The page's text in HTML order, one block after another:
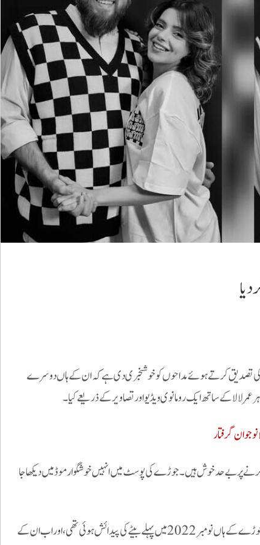
کی تصدیق کرتے ہوئے مداحوں کو خوشخبری دی ہے کہ ان کے ہاں دوسرے
لالا کے ساتھ ایک رومانوی ویڈیو اور تصاویر کے ذریعے کیا۔
گرفتار
پر بے حد خوش ہیں۔ جوڑے کی پوسٹ میں انہیں خوشگوار موڈ میں دیکھا جا
اداکارہ نے دسمبر 2020 میں اپنے دیرینہ دوست عمر لالا سے شادی کی تھی۔ جوڑے کے ہاں نومبر 2022 میں پہلے بیٹے کی پیدائش ہوئی تھی، اور اب ان کے